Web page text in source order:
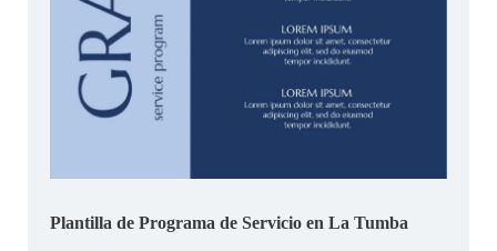
Plantilla de Programa de Servicio en La Tumba